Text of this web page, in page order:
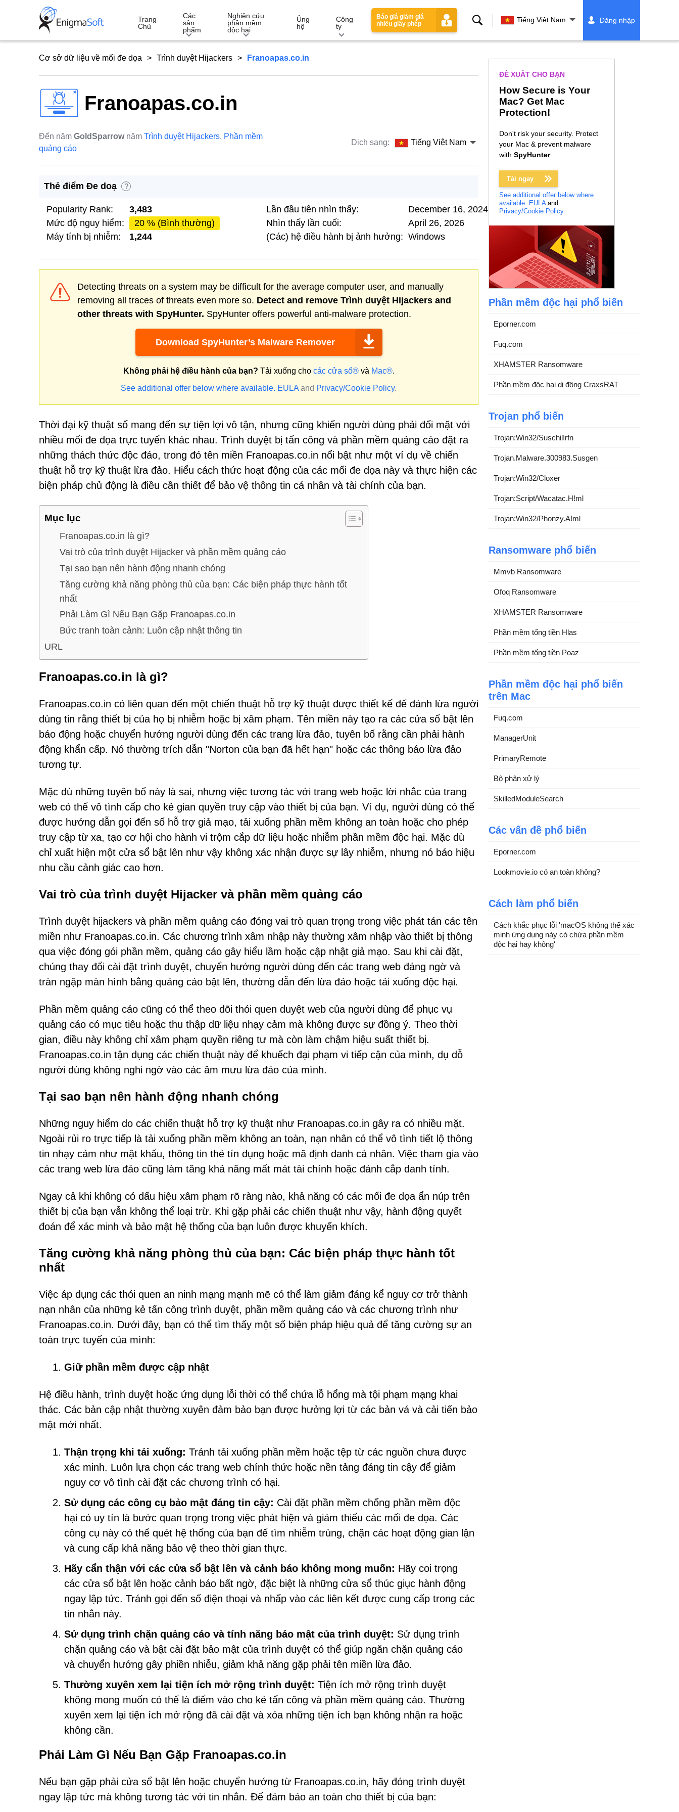
Trang
Chủ
Các
sản
phẩm
Nghiên cứu
phần mềm
độc hại
Ủng
hộ
Công
ty
Báo giá giảm giá
nhiều giấy phép
Tìm
kiếm
Tiếng Việt Nam Đăng nhập
Cơ sở dữ liệu về mối đe dọa Trình duyệt Hijackers Franoapas.co.in
Franoapas.co.in
Đến năm GoldSparrownăm Trình duyệt Hijackers, Phần mềm
quảng cáo
Dịch sang: Tiếng Việt Nam
Thẻ điểm Đe doạ ?
Popularity Rank:
3,483
Mức độ nguy hiểm:
20 % (Bình thường)
Máy tính bị nhiễm:
1,244
Lần đầu tiên nhìn thấy:
December 16, 2024
Nhìn thấy lần cuối:
April 26, 2026
(Các) hệ điều hành bị ảnh hưởng: Windows
Detecting threats on a system may be difficult for the average computer user, and manually
removing all traces of threats even more so. Detect and remove Trình duyệt Hijackers and
other threats with SpyHunter. SpyHunter offers powerful anti-malware protection.
Download SpyHunter’s Malware Remover
Không phải hệ điều hành của bạn? Tải xuống cho các cửa sổ®và Mac®.
See additional offer below where available. EULA and Privacy/Cookie Policy.
Thời đại kỹ thuật số mang đến sự tiện lợi vô tận, nhưng cũng khiến người dùng phải đối mặt với
nhiều mối đe dọa trực tuyến khác nhau. Trình duyệt bị tấn công và phần mềm quảng cáo đặt ra
những thách thức độc đáo, trong đó tên miền Franoapas.co.in nổi bật như một ví dụ về chiến
thuật hỗ trợ kỹ thuật lừa đảo. Hiểu cách thức hoạt động của các mối đe dọa này và thực hiện các
biện pháp chủ động là điều cần thiết để bảo vệ thông tin cá nhân và tài chính của bạn.
Mục lục
Franoapas.co.in là gì?
Vai trò của trình duyệt Hijacker và phần mềm quảng cáo
Tại sao bạn nên hành động nhanh chóng
Tăng cường khả năng phòng thủ của bạn: Các biện pháp thực hành tốt
nhất
Phải Làm Gì Nếu Bạn Gặp Franoapas.co.in
Bức tranh toàn cảnh: Luôn cập nhật thông tin
URL
Franoapas.co.in là gì?
Franoapas.co.in có liên quan đến một chiến thuật hỗ trợ kỹ thuật được thiết kế để đánh lừa người
dùng tin rằng thiết bị của họ bị nhiễm hoặc bị xâm phạm. Tên miền này tạo ra các cửa sổ bật lên
báo động hoặc chuyển hướng người dùng đến các trang lừa đảo, tuyên bố rằng cần phải hành
động khẩn cấp. Nó thường trích dẫn "Norton của bạn đã hết hạn" hoặc các thông báo lừa đảo
tương tự.
Mặc dù những tuyên bố này là sai, nhưng việc tương tác với trang web hoặc lời nhắc của trang
web có thể vô tình cấp cho kẻ gian quyền truy cập vào thiết bị của bạn. Ví dụ, người dùng có thể
được hướng dẫn gọi đến số hỗ trợ giả mạo, tải xuống phần mềm không an toàn hoặc cho phép
truy cập từ xa, tạo cơ hội cho hành vi trộm cắp dữ liệu hoặc nhiễm phần mềm độc hại. Mặc dù
chỉ xuất hiện một cửa sổ bật lên như vậy không xác nhận được sự lây nhiễm, nhưng nó báo hiệu
nhu cầu cảnh giác cao hơn.
Vai trò của trình duyệt Hijacker và phần mềm quảng cáo
Trình duyệt hijackers và phần mềm quảng cáo đóng vai trò quan trọng trong việc phát tán các tên
miền như Franoapas.co.in. Các chương trình xâm nhập này thường xâm nhập vào thiết bị thông
qua việc đóng gói phần mềm, quảng cáo gây hiểu lầm hoặc cập nhật giả mạo. Sau khi cài đặt,
chúng thay đổi cài đặt trình duyệt, chuyển hướng người dùng đến các trang web đáng ngờ và
tràn ngập màn hình bằng quảng cáo bật lên, thường dẫn đến lừa đảo hoặc tải xuống độc hại.
Phần mềm quảng cáo cũng có thể theo dõi thói quen duyệt web của người dùng để phục vụ
quảng cáo có mục tiêu hoặc thu thập dữ liệu nhạy cảm mà không được sự đồng ý. Theo thời
gian, điều này không chỉ xâm phạm quyền riêng tư mà còn làm chậm hiệu suất thiết bị.
Franoapas.co.in tận dụng các chiến thuật này để khuếch đại phạm vi tiếp cận của mình, dụ dỗ
người dùng không nghi ngờ vào các âm mưu lừa đảo của mình.
Tại sao bạn nên hành động nhanh chóng
Những nguy hiểm do các chiến thuật hỗ trợ kỹ thuật như Franoapas.co.in gây ra có nhiều mặt.
Ngoài rủi ro trực tiếp là tải xuống phần mềm không an toàn, nạn nhân có thể vô tình tiết lộ thông
tin nhạy cảm như mật khẩu, thông tin thẻ tín dụng hoặc mã định danh cá nhân. Việc tham gia vào
các trang web lừa đảo cũng làm tăng khả năng mất mát tài chính hoặc đánh cắp danh tính.
Ngay cả khi không có dấu hiệu xâm phạm rõ ràng nào, khả năng có các mối đe dọa ẩn núp trên
thiết bị của bạn vẫn không thể loại trừ. Khi gặp phải các chiến thuật như vậy, hành động quyết
đoán để xác minh và bảo mật hệ thống của bạn luôn được khuyến khích.
Tăng cường khả năng phòng thủ của bạn: Các biện pháp thực hành tốt
nhất
Việc áp dụng các thói quen an ninh mạng mạnh mẽ có thể làm giảm đáng kể nguy cơ trở thành
nạn nhân của những kẻ tấn công trình duyệt, phần mềm quảng cáo và các chương trình như
Franoapas.co.in. Dưới đây, bạn có thể tìm thấy một số biện pháp hiệu quả để tăng cường sự an
toàn trực tuyến của mình:
Giữ phần mềm được cập nhật
Hệ điều hành, trình duyệt hoặc ứng dụng lỗi thời có thể chứa lỗ hổng mà tội phạm mạng khai
thác. Các bản cập nhật thường xuyên đảm bảo bạn được hưởng lợi từ các bản vá và cải tiến bảo
mật mới nhất.
Thận trọng khi tải xuống: Tránh tải xuống phần mềm hoặc tệp từ các nguồn chưa được
xác minh. Luôn lựa chọn các trang web chính thức hoặc nền tảng đáng tin cậy để giảm
nguy cơ vô tình cài đặt các chương trình có hại.
Sử dụng các công cụ bảo mật đáng tin cậy: Cài đặt phần mềm chống phần mềm độc
hại có uy tín là bước quan trọng trong việc phát hiện và giảm thiểu các mối đe dọa. Các
công cụ này có thể quét hệ thống của bạn để tìm nhiễm trùng, chặn các hoạt động gian lận
và cung cấp khả năng bảo vệ theo thời gian thực.
Hãy cẩn thận với các cửa sổ bật lên và cảnh báo không mong muốn: Hãy coi trọng
các cửa sổ bật lên hoặc cảnh báo bất ngờ, đặc biệt là những cửa sổ thúc giục hành động
ngay lập tức. Tránh gọi đến số điện thoại và nhấp vào các liên kết được cung cấp trong các
tin nhắn này.
Sử dụng trình chặn quảng cáo và tính năng bảo mật của trình duyệt: Sử dụng trình
chặn quảng cáo và bật cài đặt bảo mật của trình duyệt có thể giúp ngăn chặn quảng cáo
và chuyển hướng gây phiền nhiễu, giảm khả năng gặp phải tên miền lừa đảo.
Thường xuyên xem lại tiện ích mở rộng trình duyệt: Tiện ích mở rộng trình duyệt
không mong muốn có thể là điểm vào cho kẻ tấn công và phần mềm quảng cáo. Thường
xuyên xem lại tiện ích mở rộng đã cài đặt và xóa những tiện ích bạn không nhận ra hoặc
không cần.
Phải Làm Gì Nếu Bạn Gặp Franoapas.co.in
Nếu bạn gặp phải cửa sổ bật lên hoặc chuyển hướng từ Franoapas.co.in, hãy đóng trình duyệt
ngay lập tức mà không tương tác với tin nhắn. Để đảm bảo an toàn cho thiết bị của bạn:
ĐỀ XUẤT CHO BẠN
How Secure is Your
Mac? Get Mac
Protection!
Don't risk your security. Protect
your Mac & prevent malware
with SpyHunter.
Tải ngay
See additional offer below where
available. EULAand
Privacy/Cookie Policy.
Phần mềm độc hại phổ biến
Eporner.com
Fuq.com
XHAMSTER Ransomware
Phần mềm độc hại di động CraxsRAT
Trojan phổ biến
Trojan:Win32/Suschil!rfn
Trojan.Malware.300983.Susgen
Trojan:Win32/Cloxer
Trojan:Script/Wacatac.H!ml
Trojan:Win32/Phonzy.A!ml
Ransomware phổ biến
Mmvb Ransomware
Ofoq Ransomware
XHAMSTER Ransomware
Phần mềm tống tiền Hlas
Phần mềm tống tiền Poaz
Phần mềm độc hại phổ biến
trên Mac
Fuq.com
ManagerUnit
PrimaryRemote
Bộ phận xử lý
SkilledModuleSearch
Các vấn đề phổ biến
Eporner.com
Lookmovie.io có an toàn không?
Cách làm phổ biến
Cách khắc phục lỗi 'macOS không thể xác
minh ứng dụng này có chứa phần mềm
độc hại hay không'